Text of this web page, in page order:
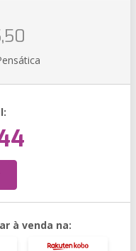
à venda na: